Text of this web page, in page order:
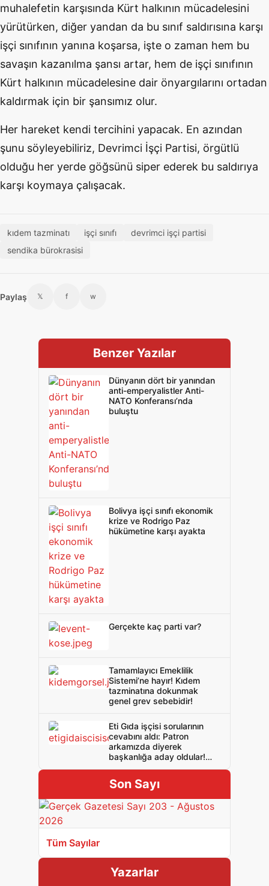
muhalefetin karşısında Kürt halkının mücadelesini
yürütürken, diğer yandan da bu sınıf saldırısına karşı
işçi sınıfının yanına koşarsa, işte o zaman hem bu
savaşın kazanılma şansı artar, hem de işçi sınıfının
Kürt halkının mücadelesine dair önyargılarını ortadan
kaldırmak için bir şansımız olur.
Her hareket kendi tercihini yapacak. En azından
şunu söyleyebiliriz, Devrimci İşçi Partisi, örgütlü
olduğu her yerde göğsünü siper ederek bu saldırıya
karşı koymaya çalışacak.
kıdem tazminatı işçi sınıfı
devrimci işçi partisi
sendika bürokrasisi
Paylaş 𝕏 f w
Benzer Yazılar
Dünyanın dört bir yanından
anti-emperyalistler Anti-
NATO Konferansı’nda
buluştu
Bolivya işçi sınıfı ekonomik
krize ve Rodrigo Paz
hükümetine karşı ayakta
Gerçekte kaç parti var?
Tamamlayıcı Emeklilik
Sistemi’ne hayır! Kıdem
tazminatına dokunmak
genel grev sebebidir!
Eti Gıda işçisi sorularının
cevabını aldı: Patron
arkamızda diyerek
başkanlığa aday oldular!
işbirliğini itiraf ettiler!
Son Sayı
Tüm Sayılar
Yazarlar